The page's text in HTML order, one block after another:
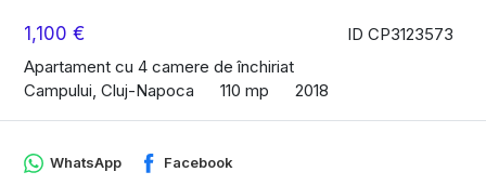
ID CP3123573
1,100 €
Apartament cu 4 camere de închiriat
Campului, Cluj-Napoca
110 mp 2018
WhatsApp Facebook